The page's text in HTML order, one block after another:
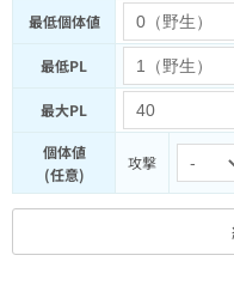
最低個体値
最低PL
最大PL
個体値
(任意)
攻撃